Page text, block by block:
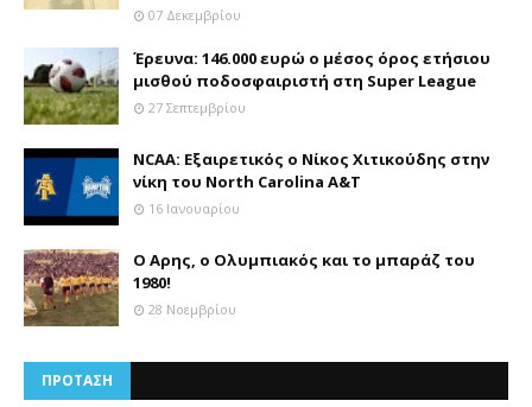
07 Δεκεμβρίου
Έρευνα: 146.000 ευρώ ο μέσος όρος ετήσιου
μισθού ποδοσφαιριστή στη Super League
27 Σεπτεμβρίου
NCAA: Εξαιρετικός ο Νίκος Χιτικούδης στην
νίκη του North Carolina A&Τ
16 Ιανουαρίου
Ο Αρης, ο Ολυμπιακός και το μπαράζ του
1980!
28 Νοεμβρίου
ΠΡΟΤΑΣΗ